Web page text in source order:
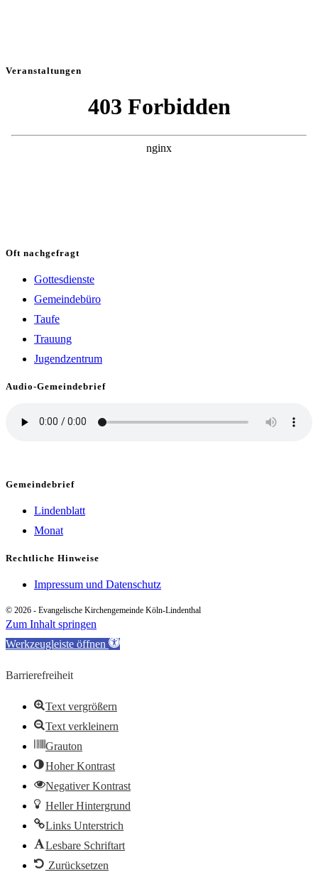
Veranstaltungen
Oft nachgefragt
Gottesdienste
Gemeindebüro
Taufe
Trauung
Jugendzentrum
Audio-Gemeindebrief
Gemeindebrief
Lindenblatt
Monat
Rechtliche Hinweise
Impressum und Datenschutz
© 2026 - Evangelische Kirchengemeinde Köln-Lindenthal
Zum Inhalt springen
Werkzeugleiste öffnen
Barrierefreiheit
Text vergrößern
Text verkleinern
Grauton
Hoher Kontrast
Negativer Kontrast
Heller Hintergrund
Links Unterstrich
Lesbare Schriftart
Zurücksetzen